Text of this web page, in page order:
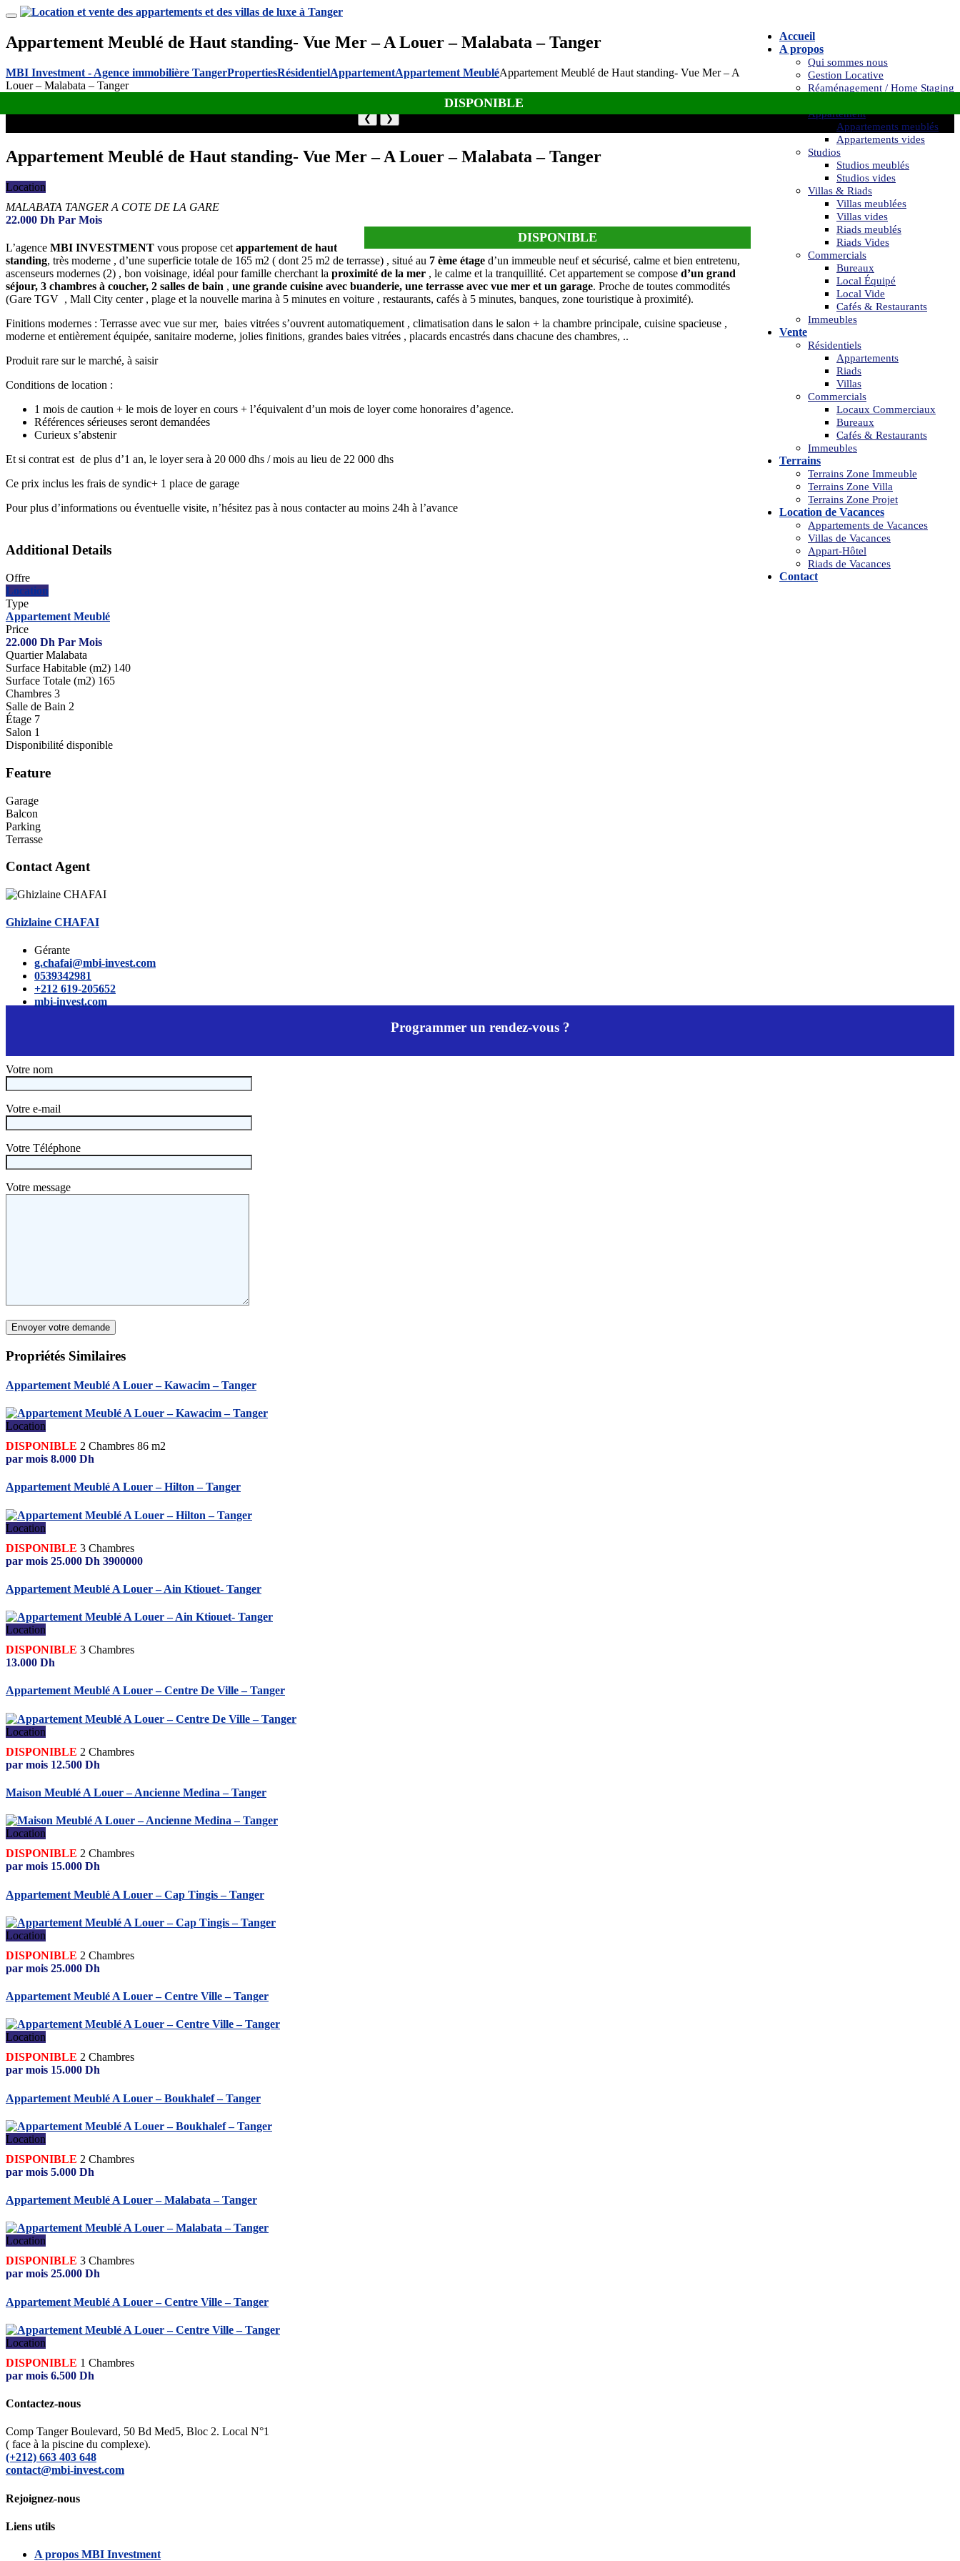
Accueil
A propos
Qui sommes nous
Gestion Locative
Réaménagement / Home Staging
Appartement
Appartements meublés
Appartements vides
Studios
Studios meublés
Studios vides
Villas & Riads
Villas meublées
Villas vides
Riads meublés
Riads Vides
Commercials
Bureaux
Local Équipé
Local Vide
Cafés & Restaurants
Immeubles
Vente
Résidentiels
Appartements
Riads
Villas
Commercials
Locaux Commerciaux
Bureaux
Cafés & Restaurants
Immeubles
Terrains
Terrains Zone Immeuble
Terrains Zone Villa
Terrains Zone Projet
Location de Vacances
Appartements de Vacances
Villas de Vacances
Appart-Hôtel
Riads de Vacances
Contact
Appartement Meublé de Haut standing- Vue Mer – A Louer – Malabata – Tanger
MBI Investment - Agence immobilière TangerPropertiesRésidentielAppartementAppartement MeubléAppartement Meublé de Haut standing- Vue Mer – A
Louer – Malabata – Tanger
DISPONIBLE
❮ ❯
Appartement Meublé de Haut standing- Vue Mer – A Louer – Malabata – Tanger
Location
MALABATA TANGER A COTE DE LA GARE
22.000 Dh Par Mois
DISPONIBLE
L’agence MBI INVESTMENT vous propose cet appartement de haut
standing, très moderne , d’une superficie totale de 165 m2 ( dont 25 m2 de terrasse) , situé au 7 ème étage d’un immeuble neuf et sécurisé, calme et bien entretenu,
ascenseurs modernes (2) , bon voisinage, idéal pour famille cherchant la proximité de la mer , le calme et la tranquillité. Cet appartement se compose d’un grand
séjour, 3 chambres à coucher, 2 salles de bain , une grande cuisine avec buanderie, une terrasse avec vue mer et un garage. Proche de toutes commodités
(Gare TGV , Mall City center , plage et la nouvelle marina à 5 minutes en voiture , restaurants, cafés à 5 minutes, banques, zone touristique à proximité).
Finitions modernes : Terrasse avec vue sur mer, baies vitrées s’ouvrent automatiquement , climatisation dans le salon + la chambre principale, cuisine spacieuse ,
moderne et entièrement équipée, sanitaire moderne, jolies finitions, grandes baies vitrées , placards encastrés dans chacune des chambres, ..
Produit rare sur le marché, à saisir
Conditions de location :
1 mois de caution + le mois de loyer en cours + l’équivalent d’un mois de loyer come honoraires d’agence.
Références sérieuses seront demandées
Curieux s’abstenir
Et si contrat est de plus d’1 an, le loyer sera à 20 000 dhs / mois au lieu de 22 000 dhs
Ce prix inclus les frais de syndic+ 1 place de garage
Pour plus d’informations ou éventuelle visite, n’hésitez pas à nous contacter au moins 24h à l’avance
Additional Details
Offre
Location
Type
Appartement Meublé
Price
22.000 Dh Par Mois
Quartier Malabata
Surface Habitable (m2) 140
Surface Totale (m2) 165
Chambres 3
Salle de Bain 2
Étage 7
Salon 1
Disponibilité disponible
Feature
Garage
Balcon
Parking
Terrasse
Contact Agent
Ghizlaine CHAFAI
Gérante
g.chafai@mbi-invest.com
0539342981
+212 619-205652
mbi-invest.com
Programmer un rendez-vous ?
Votre nom
Votre e-mail
Votre Téléphone
Votre message
Propriétés Similaires
Appartement Meublé A Louer – Kawacim – Tanger
Location
DISPONIBLE 2 Chambres 86 m2
par mois 8.000 Dh
Appartement Meublé A Louer – Hilton – Tanger
Location
DISPONIBLE 3 Chambres
par mois 25.000 Dh 3900000
Appartement Meublé A Louer – Ain Ktiouet- Tanger
Location
DISPONIBLE 3 Chambres
13.000 Dh
Appartement Meublé A Louer – Centre De Ville – Tanger
Location
DISPONIBLE 2 Chambres
par mois 12.500 Dh
Maison Meublé A Louer – Ancienne Medina – Tanger
Location
DISPONIBLE 2 Chambres
par mois 15.000 Dh
Appartement Meublé A Louer – Cap Tingis – Tanger
Location
DISPONIBLE 2 Chambres
par mois 25.000 Dh
Appartement Meublé A Louer – Centre Ville – Tanger
Location
DISPONIBLE 2 Chambres
par mois 15.000 Dh
Appartement Meublé A Louer – Boukhalef – Tanger
Location
DISPONIBLE 2 Chambres
par mois 5.000 Dh
Appartement Meublé A Louer – Malabata – Tanger
Location
DISPONIBLE 3 Chambres
par mois 25.000 Dh
Appartement Meublé A Louer – Centre Ville – Tanger
Location
DISPONIBLE 1 Chambres
par mois 6.500 Dh
Contactez-nous
Comp Tanger Boulevard, 50 Bd Med5, Bloc 2. Local N°1
( face à la piscine du complexe).
(+212) 663 403 648
contact@mbi-invest.com
Rejoignez-nous
Liens utils
A propos MBI Investment